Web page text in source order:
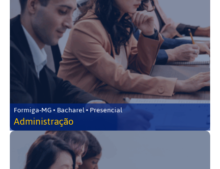
Formiga-MG • Bacharel • Presencial
Administração